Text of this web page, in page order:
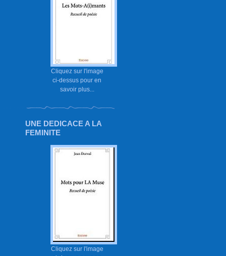
Cliquez sur l'image
ci-dessus pour en
savoir plus...
UNE DEDICACE A LA
FEMINITE
Cliquez sur l'image